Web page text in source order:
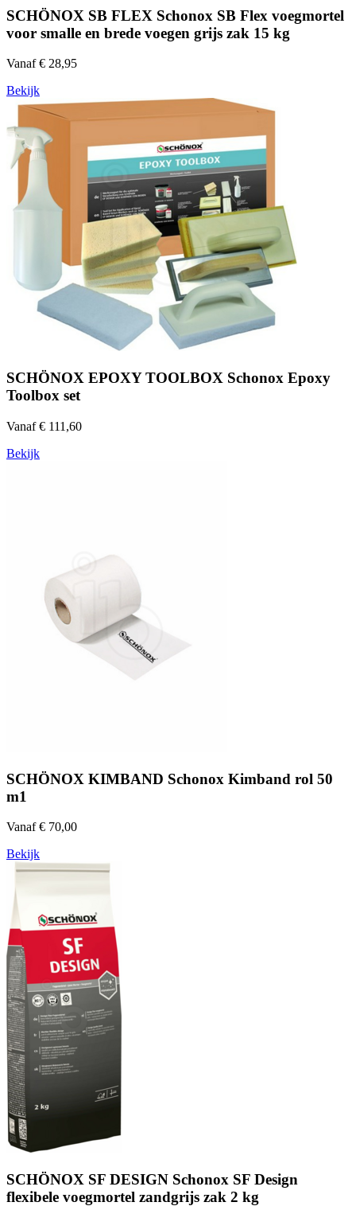
SCHÖNOX SB FLEX Schonox SB Flex voegmortel
voor smalle en brede voegen grijs zak 15 kg
Vanaf € 28,95
Bekijk
SCHÖNOX EPOXY TOOLBOX Schonox Epoxy
Toolbox set
Vanaf € 111,60
Bekijk
SCHÖNOX KIMBAND Schonox Kimband rol 50
m1
Vanaf € 70,00
Bekijk
SCHÖNOX SF DESIGN Schonox SF Design
flexibele voegmortel zandgrijs zak 2 kg